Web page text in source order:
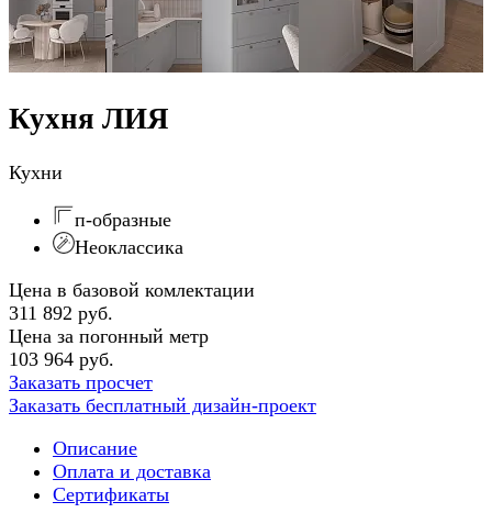
Кухня ЛИЯ
Кухни
п-образные
Неоклассика
Цена в базовой комлектации
311 892 руб.
Цена за погонный метр
103 964 руб.
Заказать просчет
Заказать бесплатный дизайн-проект
Описание
Оплата и доставка
Сертификаты